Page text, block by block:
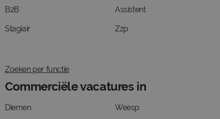
B2B
Stagiair
Assistent
Zzp
Zoeken per functie
Commerciële vacatures in
Diemen Weesp